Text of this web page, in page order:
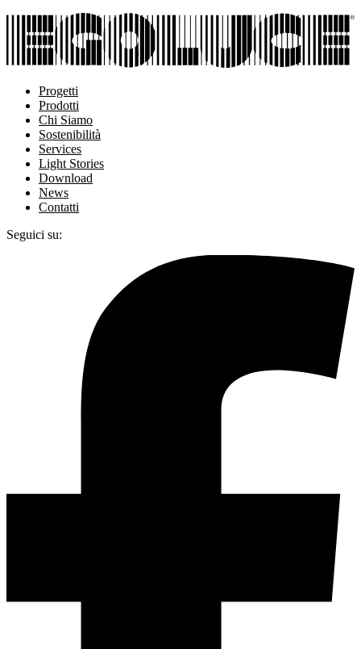
Progetti
Prodotti
Chi Siamo
Sostenibilità
Services
Light Stories
Download
News
Contatti
Seguici su: